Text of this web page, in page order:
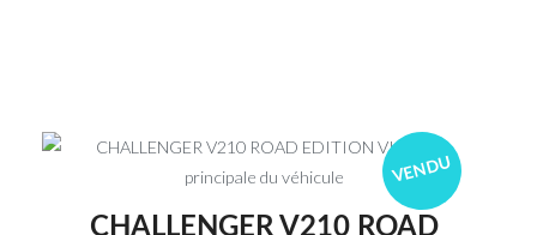
VENDU
CHALLENGER V210 ROAD